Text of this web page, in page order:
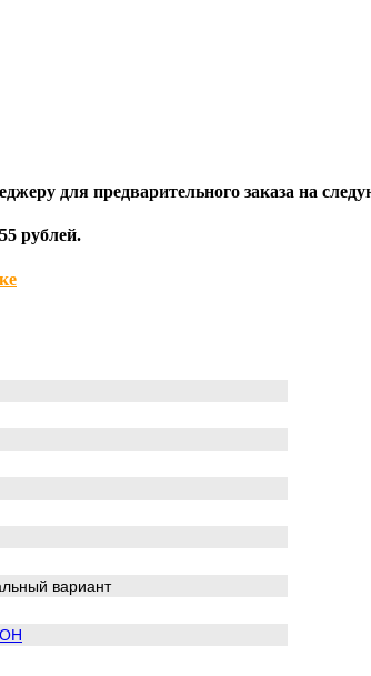
для предварительного заказа на
рублей.
вариант